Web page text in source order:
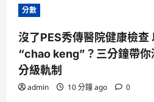
分數
沒了PES秀傳醫院健康檢查
“chao keng”？三分鐘帶你
分級軌制
admin 10 分鐘 ago 0